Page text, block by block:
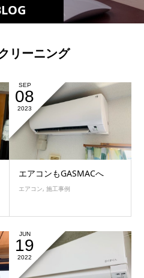
リーニング
SEP
08
2023
エアコンもGASMACへ
エアコン, 施工事例
JUN
19
2022